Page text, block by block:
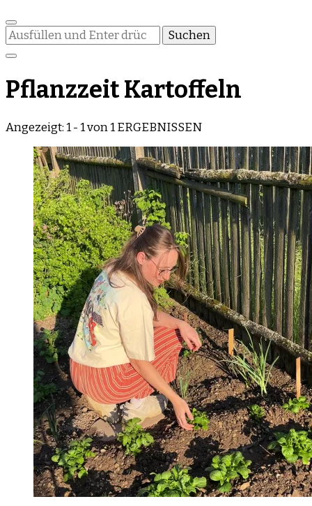
Suchst
du
nach
etwas?
Pflanzzeit Kartoffeln
Angezeigt: 1 - 1 von 1 ERGEBNISSEN